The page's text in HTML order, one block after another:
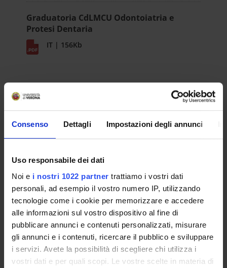
Consenso Dettagli Impostazioni degli annunci
Uso responsabile dei dati
Noi e i nostri 1022 partner trattiamo i vostri dati
personali, ad esempio il vostro numero IP, utilizzando
tecnologie come i cookie per memorizzare e accedere
alle informazioni sul vostro dispositivo al fine di
pubblicare annunci e contenuti personalizzati, misurare
gli annunci e i contenuti, ricercare il pubblico e sviluppare
i servizi. Avete la possibilità di scegliere chi utilizza i
vostri dati e per quali scopi. Le vostre scelte in materia di
Graduatoria CdLMCU Odontoiatria e
Protesi Dentaria
IT | 156Kb
DETTAGLI
Selezione n°
Scuola
Medicina e Chirurgia
INFORMAZIONI/AVVISI
MODULO AUTORZZAZIONE PER
DOTTORANDI
IT | 53Kb